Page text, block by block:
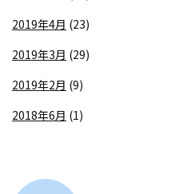
2019年4月 (23)
2019年3月 (29)
2019年2月 (9)
2018年6月 (1)